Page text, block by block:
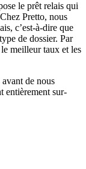
le prêt relais qui
Pretto, nous
c’est-à-dire que
de dossier. Par
meilleur taux et les
de nous
entièrement sur-